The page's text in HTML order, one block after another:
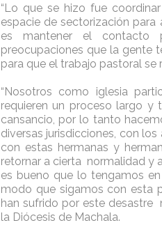
“Lo que se hizo fue
espacie de sectorización para
es mantener el contacto
preocupaciones que la gente
para que el trabajo pastoral se
“Nosotros como iglesia
requieren un proceso largo y
cansancio, por lo tanto
diversas jurisdicciones, con
con estas hermanas y
retornar a cierta normalidad y
es bueno que lo tengamos
modo que sigamos con esta
han sufrido por este desastre
la Diócesis de Machala.